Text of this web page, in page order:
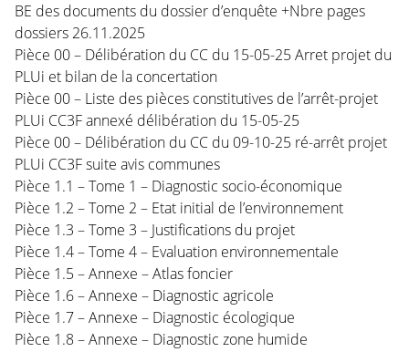
BE des documents du dossier d’enquête +Nbre pages
dossiers 26.11.2025
Pièce 00 – Délibération du CC du 15-05-25 Arret projet du
PLUi et bilan de la concertation
Pièce 00 – Liste des pièces constitutives de l’arrêt-projet
PLUi CC3F annexé délibération du 15-05-25
Pièce 00 – Délibération du CC du 09-10-25 ré-arrêt projet
PLUi CC3F suite avis communes
Pièce 1.1 – Tome 1 – Diagnostic socio-économique
Pièce 1.2 – Tome 2 – Etat initial de l’environnement
Pièce 1.3 – Tome 3 – Justifications du projet
Pièce 1.4 – Tome 4 – Evaluation environnementale
Pièce 1.5 – Annexe – Atlas foncier
Pièce 1.6 – Annexe – Diagnostic agricole
Pièce 1.7 – Annexe – Diagnostic écologique
Pièce 1.8 – Annexe – Diagnostic zone humide